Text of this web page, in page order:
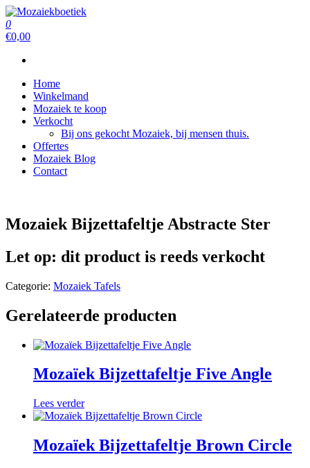
Ga
naar
de
Mozaiekboetiek
Mozaiekboetiek
0
€0,00
Home
Winkelmand
Mozaiek te koop
Verkocht
Bij ons gekocht Mozaiek, bij mensen thuis.
Offertes
Mozaiek Blog
Contact
Mozaiek Bijzettafeltje Abstracte Ster
Let op: dit product is reeds verkocht
Categorie: Mozaiek Tafels
Gerelateerde producten
Mozaïek Bijzettafeltje Five Angle
Lees verder
Mozaïek Bijzettafeltje Brown Circle